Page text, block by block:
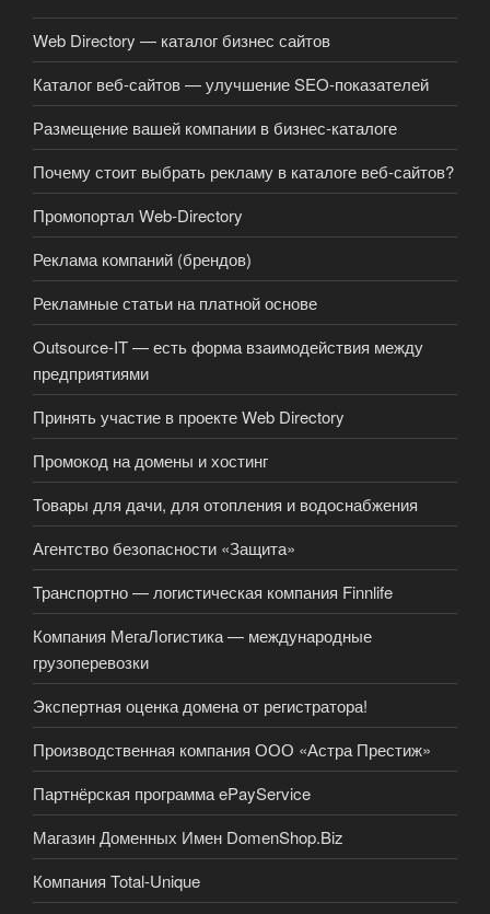
Web Directory — каталог бизнес сайтов
Каталог веб-сайтов — улучшение SEO-показателей
Размещение вашей компании в бизнес-каталоге
Почему стоит выбрать рекламу в каталоге веб-сайтов?
Промопортал Web-Directory
Реклама компаний (брендов)
Рекламные статьи на платной основе
Outsource-IT — есть форма взаимодействия между
предприятиями
Принять участие в проекте Web Directory
Промокод на домены и хостинг
Товары для дачи, для отопления и водоснабжения
Агентство безопасности «Защита»
Транспортно — логистическая компания Finnlife
Компания МегаЛогистика — международные
грузоперевозки
Экспертная оценка домена от регистратора!
Производственная компания ООО «Астра Престиж»
Партнёрская программа ePayService
Магазин Доменных Имен DomenShop.Biz
Компания Total-Unique